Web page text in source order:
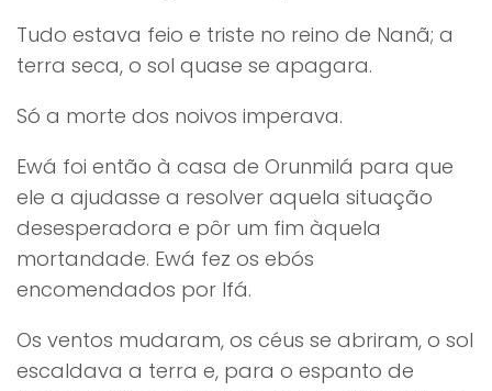
Tudo estava feio e triste no reino de Nanã; a
terra seca, o sol quase se apagara.
Só a morte dos noivos imperava.
Ewá foi então à casa de Orunmilá para que
ele a ajudasse a resolver aquela situação
desesperadora e pôr um fim àquela
mortandade. Ewá fez os ebós
encomendados por Ifá.
Os ventos mudaram, os céus se abriram, o sol
escaldava a terra e, para o espanto de